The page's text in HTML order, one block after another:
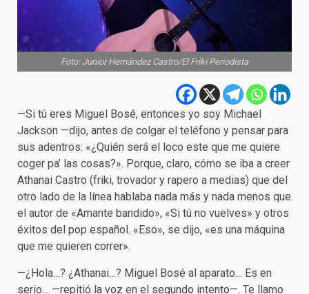
Foto: Junior Hernández Castro/El Friki Periodista
—Si tú eres Miguel Bosé, entonces yo soy Michael
Jackson —dijo, antes de colgar el teléfono y pensar para
sus adentros: «¿Quién será el loco este que me quiere
coger pa’ las cosas?». Porque, claro, cómo se iba a creer
Athanai Castro (friki, trovador y rapero a medias) que del
otro lado de la línea hablaba nada más y nada menos que
el autor de «Amante bandido», «Si tú no vuelves» y otros
éxitos del pop español. «Eso», se dijo, «es una máquina
que me quieren correr».
—¿Hola…? ¿Athanai…? Miguel Bosé al aparato… Es en
serio… —repitió la voz en el segundo intento—. Te llamo